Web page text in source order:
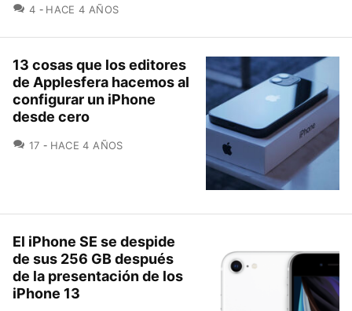
4 COMENTARIOS
HACE 4 AÑOS
13 cosas que los editores
de Applesfera hacemos al
configurar un iPhone
desde cero
17 COMENTARIOS
HACE 4 AÑOS
El iPhone SE se despide
de sus 256 GB después
de la presentación de los
iPhone 13